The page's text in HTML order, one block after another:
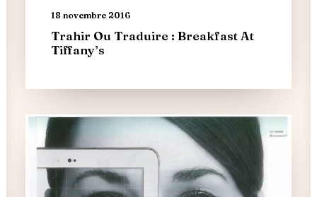
18 novembre 2016
Trahir Ou Traduire : Breakfast At
Tiffany’s